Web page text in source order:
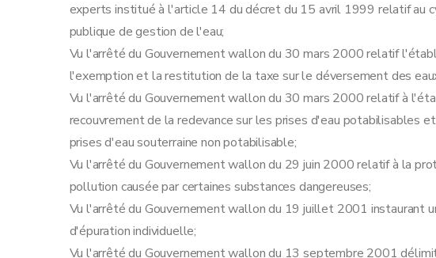
experts institué à l'article 14 du décret du 15 avril 1999 relatif au
publique de gestion de l'eau;
Vu l'arrêté du Gouvernement wallon du 30 mars 2000 relatif
l'exemption et la restitution de la taxe sur le déversement des
Vu l'arrêté du Gouvernement wallon du 30 mars 2000 relatif à
recouvrement de la redevance sur les prises d'eau potabilisables
prises d'eau souterraine non potabilisable;
Vu l'arrêté du Gouvernement wallon du 29 juin 2000 relatif à la
pollution causée par certaines substances dangereuses;
Vu l'arrêté du Gouvernement wallon du 19 juillet 2001 instaurant
d'épuration individuelle;
Vu l'arrêté du Gouvernement wallon du 13 septembre 2001